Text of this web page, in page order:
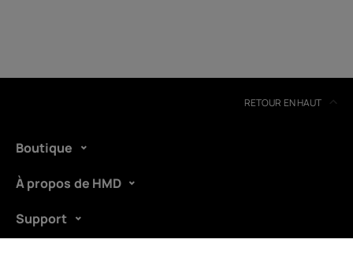
RETOUR EN HAUT
Boutique
À propos de HMD
Support